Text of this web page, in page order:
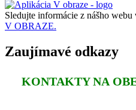
Sledujte informácie z nášho webu
V OBRAZE.
Zaujímavé odkazy
KONTAKTY NA